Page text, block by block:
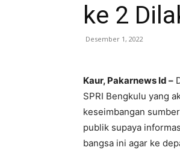
ke 2
Desember 1, 2022
Kaur, Pakarnews Id –
SPRI Bengkulu yang
keseimbangan
publik supaya
bangsa ini agar ke